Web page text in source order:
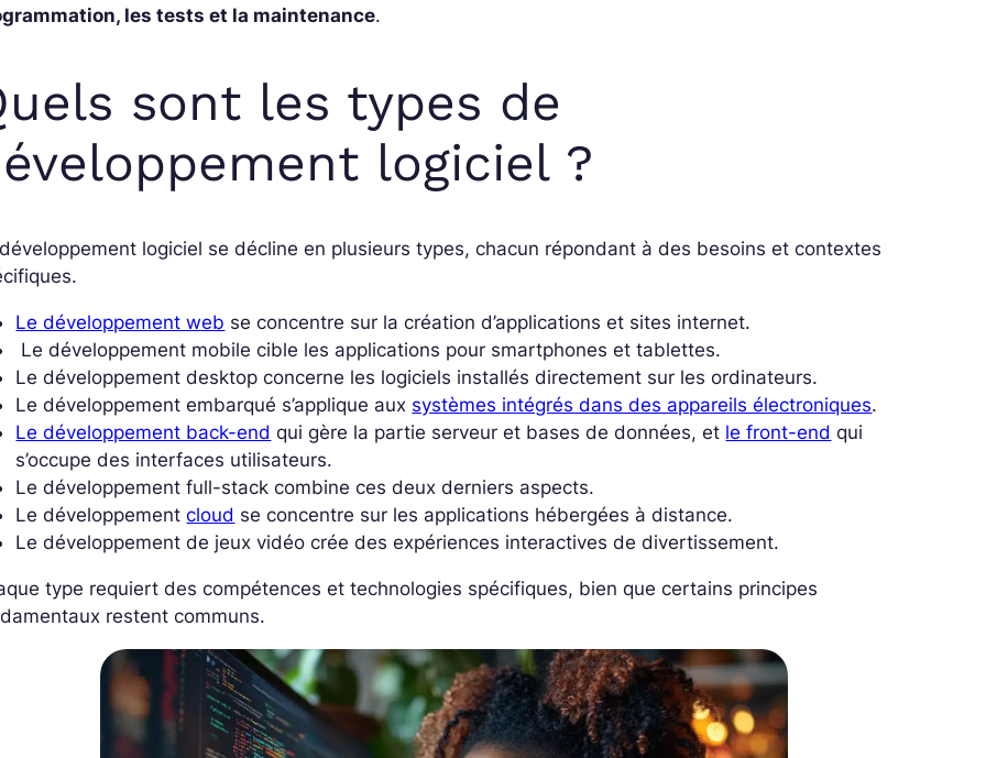
les tests et la maintenance.
sont les types de
logiciel ?
logiciel se décline en plusieurs types, chacun répondant à des besoins et contextes
Le développement web se concentre sur la création d’applications et sites internet.
Le développement mobile cible les applications pour smartphones et tablettes.
Le développement desktop concerne les logiciels installés directement sur les ordinateurs.
Le développement embarqué s’applique aux systèmes intégrés dans des appareils électroniques.
Le développement back-end qui gère la partie serveur et bases de données, et le front-end qui
s’occupe des interfaces utilisateurs.
Le développement full-stack combine ces deux derniers aspects.
Le développementcloud se concentre sur les applications hébergées à distance.
Le développement de jeux vidéo crée des expériences interactives de divertissement.
type requiert des compétences et technologies spécifiques, bien que certains principes
restent communs.